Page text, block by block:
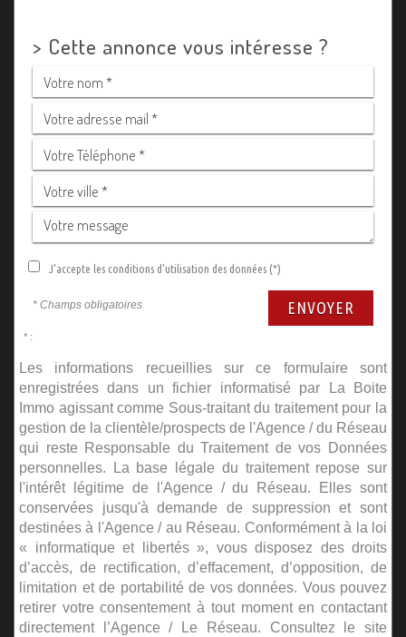
> Cette annonce vous intéresse ?
J'accepte les conditions d'utilisation des données (*)
* Champs obligatoires ENVOYER
* :
Les informations recueillies sur ce formulaire sont
enregistrées dans un fichier informatisé par La Boite
Immo agissant comme Sous-traitant du traitement pour la
gestion de la clientèle/prospects de l'Agence / du Réseau
qui reste Responsable du Traitement de vos Données
personnelles. La base légale du traitement repose sur
l'intérêt légitime de l'Agence / du Réseau. Elles sont
conservées jusqu'à demande de suppression et sont
destinées à l'Agence / au Réseau. Conformément à la loi
« informatique et libertés », vous disposez des droits
d’accès, de rectification, d’effacement, d’opposition, de
limitation et de portabilité de vos données. Vous pouvez
retirer votre consentement à tout moment en contactant
directement l’Agence / Le Réseau. Consultez le site